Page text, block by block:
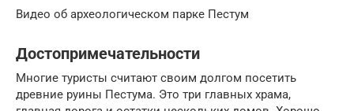
Видео об археологическом парке Пестум
Достопримечательности
Многие туристы считают своим долгом посетить
древние руины Пестума. Это три главных храма,